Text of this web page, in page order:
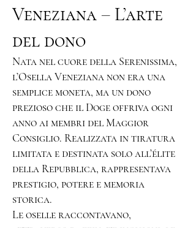
Veneziana – L’arte
del dono
Nata nel cuore della Serenissima,
l’Osella Veneziana non era una
semplice moneta, ma un dono
prezioso che il Doge offriva ogni
anno ai membri del Maggior
Consiglio. Realizzata in tiratura
limitata e destinata solo all’élite
della Repubblica, rappresentava
prestigio, potere e memoria
storica.
Le oselle raccontavano,